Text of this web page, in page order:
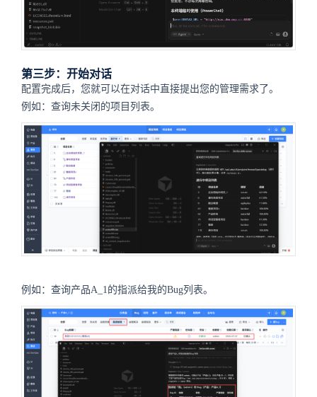
第三步：开始对话
配置完成后，您就可以在对话中直接提出您的管理需求了。
例如：查询未关闭的项目列表。
例如：查询产品A_1的指派给我的Bug列表。